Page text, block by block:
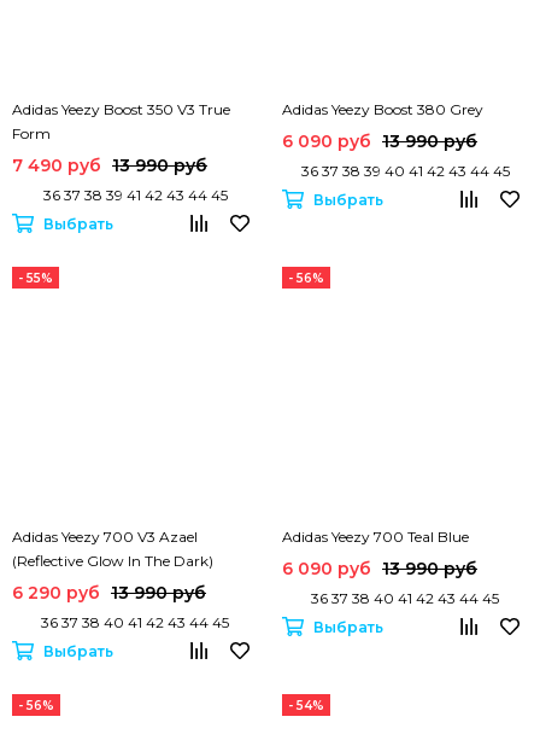
Adidas Yeezy Boost 350 V3 True
Form
7 490 руб 13 990 руб
36 37 38 39 41 42 43 44 45
Выбрать
Adidas Yeezy Boost 380 Grey
6 090 руб 13 990 руб
36 37 38 39 40 41 42 43 44 45
Выбрать
- 55%
Adidas Yeezy 700 V3 Azael
(Reflective Glow In The Dark)
6 290 руб 13 990 руб
36 37 38 40 41 42 43 44 45
Выбрать
- 56%
Adidas Yeezy 700 Teal Blue
6 090 руб 13 990 руб
36 37 38 40 41 42 43 44 45
Выбрать
- 56% - 54%